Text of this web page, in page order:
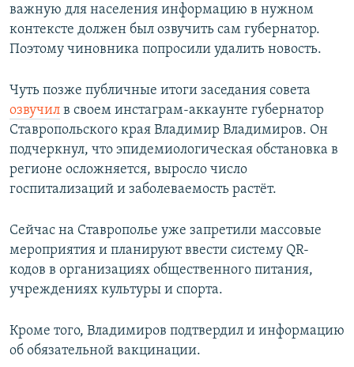
важную для населения информацию в нужном
контексте должен был озвучить сам губернатор.
Поэтому чиновника попросили удалить новость.
Чуть позже публичные итоги заседания совета
озвучил в своем инстаграм-аккаунте губернатор
Ставропольского края Владимир Владимиров. Он
подчеркнул, что эпидемиологическая обстановка в
регионе осложняется, выросло число
госпитализаций и заболеваемость растёт.
Сейчас на Ставрополье уже запретили массовые
мероприятия и планируют ввести систему QR-
кодов в организациях общественного питания,
учреждениях культуры и спорта.
Кроме того, Владимиров подтвердил и информацию
об обязательной вакцинации.